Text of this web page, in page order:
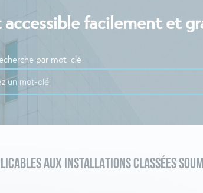
facilement et
par mot-clé
AUX INSTALLATIONS CLASSÉES